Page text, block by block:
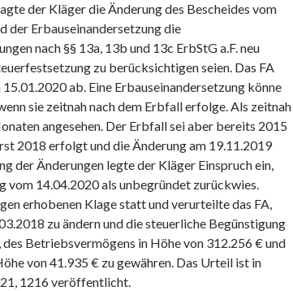
der Kläger die Änderung des Bescheides vom
der Erbauseinandersetzung die
nach §§ 13a, 13b und 13c ErbStG a.F. neu
zu berücksichtigen seien. Das FA
ab. Eine Erbauseinandersetzung könne
sie zeitnah nach dem Erbfall erfolge. Als zeitnah
angesehen. Der Erbfall sei aber bereits 2015
2018 erfolgt und die Änderung am 19.11.2019
der Änderungen legte der Kläger Einspruch ein,
vom 14.04.2020 als unbegründet zurückwies.
erhobenen Klage statt und verurteilte das FA,
zu ändern und die steuerliche Begünstigung
Betriebsvermögens in Höhe von 312.256 € und
von 41.935 € zu gewähren. Das Urteil ist in
1216 veröffentlicht.